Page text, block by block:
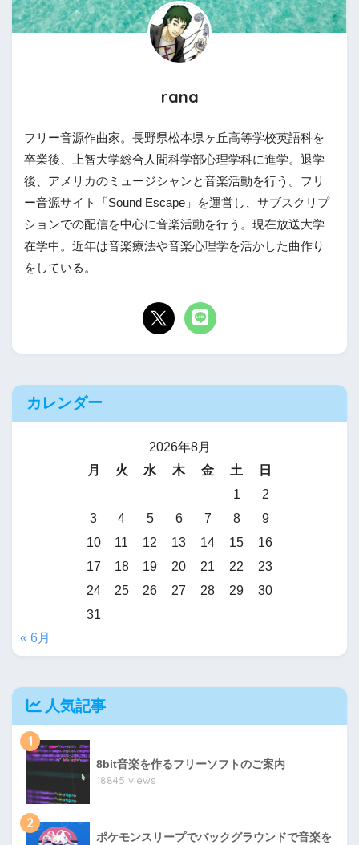
rana
フリー音源作曲家。長野県松本県ヶ丘高等学校英語科を
卒業後、上智大学総合人間科学部心理学科に進学。退学
後、アメリカのミュージシャンと音楽活動を行う。フリ
ー音源サイト「Sound Escape」を運営し、サブスクリプ
ションでの配信を中心に音楽活動を行う。現在放送大学
在学中。近年は音楽療法や音楽心理学を活かした曲作り
をしている。
カレンダー
2026年8月
月
火 水 木 金 土
日
1
2
3
4 5 6 7 8
9
10
11 12 13 14 15
16
17
18 19 20 21 22
23
24
25 26 27 28 29
30
31
« 6月
人気記事
1
8bit音楽を作るフリーソフトのご案内
18845 views
2
ポケモンスリープでバックグラウンドで音楽を